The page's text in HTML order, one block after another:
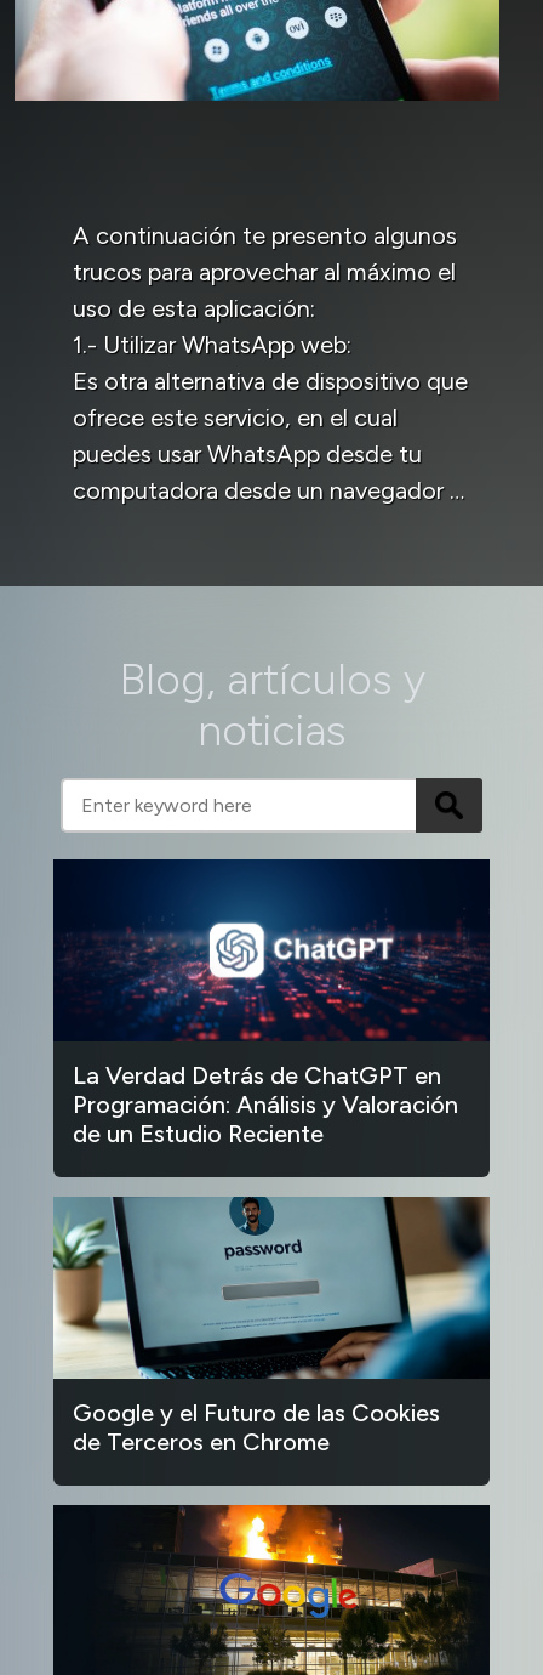
A continuación te presento algunos
trucos para aprovechar al máximo el
uso de esta aplicación:
1.- Utilizar WhatsApp web:
Es otra alternativa de dispositivo que
ofrece este servicio, en el cual
puedes usar WhatsApp desde tu
computadora desde un navegador …
Blog, artículos y
noticias
La Verdad Detrás de ChatGPT en
Programación: Análisis y Valoración
de un Estudio Reciente
Google y el Futuro de las Cookies
de Terceros en Chrome